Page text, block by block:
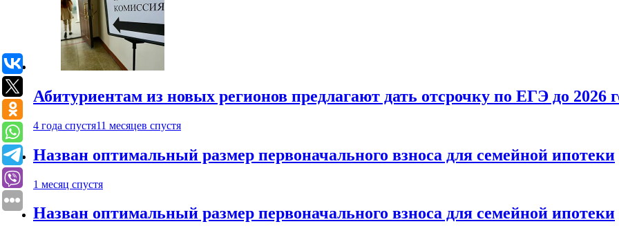
Абитуриентам из новых регионов предлагают дать отсрочку по ЕГЭ до 2026
4 года спустя11 месяцев спустя
Назван оптимальный размер первоначального взноса для семейной ипотеки
1 месяц спустя
Назван оптимальный размер первоначального взноса для семейной ипотеки